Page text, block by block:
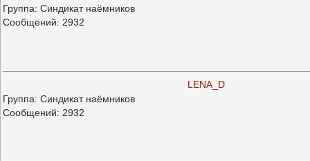
Группа: Синдикат наёмников
Сообщений: 2932
LENA_D
Группа: Синдикат наёмников
Сообщений: 2932